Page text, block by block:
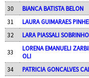
30
BIANCA BATISTA BELON
31
LAURA GUIMARAES
32
LARA PIASSALI SOBRINHO
33
LORENA EMANUELI
OLI
34 PATRICIA GONCALVES